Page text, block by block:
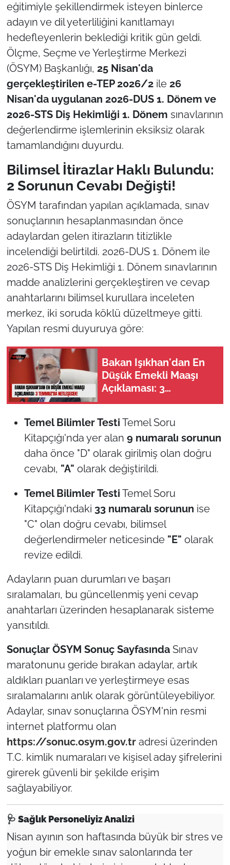
eğitimiyle şekillendirmek isteyen binlerce
adayın ve dil yeterliliğini kanıtlamayı
hedefleyenlerin beklediği kritik gün geldi.
Ölçme, Seçme ve Yerleştirme Merkezi
(ÖSYM) Başkanlığı, 25 Nisan'da
gerçekleştirilen e-TEP 2026/2ile 26
Nisan'da uygulanan 2026-DUS 1. Dönem ve
2026-STS Diş Hekimliği 1. Dönem sınavlarının
değerlendirme işlemlerinin eksiksiz olarak
tamamlandığını duyurdu.
Bilimsel İtirazlar Haklı Bulundu:
2 Sorunun Cevabı Değişti!
ÖSYM tarafından yapılan açıklamada, sınav
sonuçlarının hesaplanmasından önce
adaylardan gelen itirazların titizlikle
incelendiği belirtildi. 2026-DUS 1. Dönem ile
2026-STS Diş Hekimliği 1. Dönem sınavlarının
madde analizlerini gerçekleştiren ve cevap
anahtarlarını bilimsel kurullara inceleten
merkez, iki soruda köklü düzeltmeye gitti.
Yapılan resmi duyuruya göre:
Bakan Işıkhan'dan En
Düşük Emekli Maaşı
Açıklaması: 3
Temel Bilimler Testi Temel Soru
Kitapçığı'nda yer alan 9 numaralı sorunun
daha önce "D" olarak girilmiş olan doğru
cevabı, "A" olarak değiştirildi.
Temel Bilimler Testi Temel Soru
Kitapçığı'ndaki 33 numaralı sorunun ise
"C" olan doğru cevabı, bilimsel
değerlendirmeler neticesinde "E" olarak
revize edildi.
Adayların puan durumları ve başarı
sıralamaları, bu güncellenmiş yeni cevap
anahtarları üzerinden hesaplanarak sisteme
yansıtıldı.
Sonuçlar ÖSYM Sonuç SayfasındaSınav
maratonunu geride bırakan adaylar, artık
aldıkları puanları ve yerleştirmeye esas
sıralamalarını anlık olarak görüntüleyebiliyor.
Adaylar, sınav sonuçlarına ÖSYM'nin resmi
internet platformu olan
https://sonuc.osym.gov.tradresi üzerinden
T.C. kimlik numaraları ve kişisel aday şifrelerini
girerek güvenli bir şekilde erişim
sağlayabiliyor.
🩺 Sağlık Personeliyiz Analizi
Nisan ayının son haftasında büyük bir stres ve
yoğun bir emekle sınav salonlarında ter